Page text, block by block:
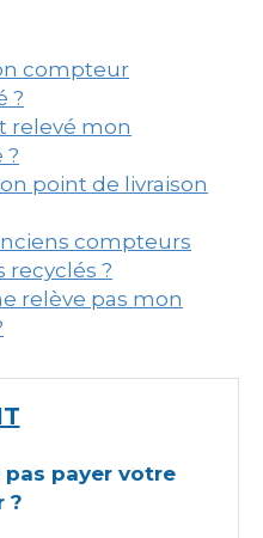
compteur
?
relevé mon
?
point de livraison
compteurs
recyclés ?
relève pas mon
pas payer votre
?